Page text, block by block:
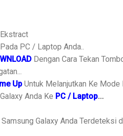
Pada PC / Laptop Anda..
Dengan Cara Tekan
Up Untuk Melanjutkan Ke Mode
Anda Ke PC / Laptop...
Galaxy Anda Terdeteksi